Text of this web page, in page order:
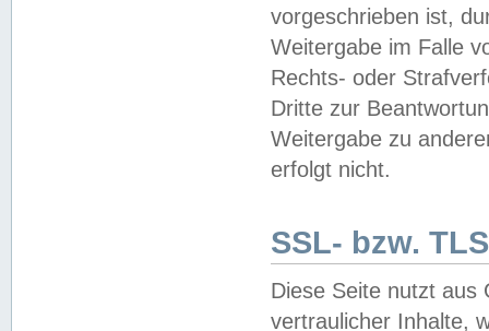
vorgeschrieben ist,
Weitergabe im Falle
Rechts- oder
Dritte zur
Weitergabe zu
erfolgt nicht.
SSL- bzw.
Diese Seite nutzt aus
vertraulicher Inhalte,